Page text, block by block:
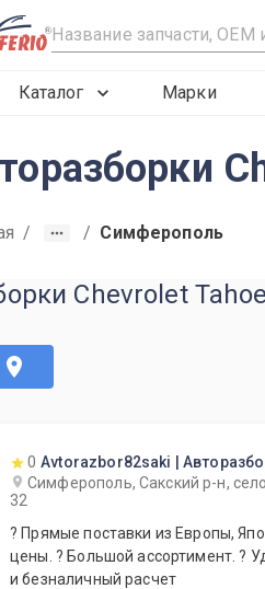
R
Каталог Марки
/ / Симферополь
Chevrolet
0 Avtorazbor82saki |
Симферополь, Сакский р-н,
32
? Прямые поставки из Европы, Японии, ОАЭ, Кореи. ? Гарантия лучшей
цены. ? Большой ассортимент. ?
и безналичный расчет